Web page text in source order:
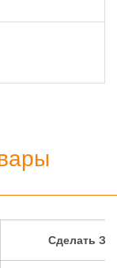
Сделать